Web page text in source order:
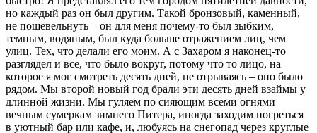
но каждый раз он был другим. Такой бронзовый, каменный,
не пошевельнуть – он для меня почему-то был зыбким,
темным, водяным, был куда больше отражением лиц, чем
улиц. Тех, что делали его моим. А с Захаром я наконец-то
разглядел и все, что было вокруг, потому что то лицо, на
которое я мог смотреть десять дней, не отрываясь – оно было
рядом. Мы второй новый год брали эти десять дней взаймы у
длинной жизни. Мы гуляем по сияющим всеми огнями
вечным сумеркам зимнего Питера, иногда заходим погреться
в уютный бар или кафе, и, любуясь на снегопад через круглые